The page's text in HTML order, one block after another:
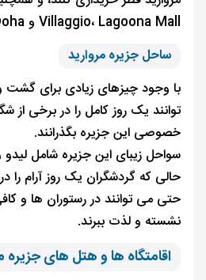
Villaggio، Lagoona Mall و Mall Doha دیدن کنند.
ساحل جزیره مروارید
با وجود چیزهای زیادی برای گشت
توانند یک روز کامل را در برخی از
خصوصی این جزیره بگذرانند.
سواحل زیبای این جزیره شامل لیدو
حالی که گردشگران یک روز آرام را
حتی می توانند در رستوران ها و
نشسته و لذت ببرند.
اقامتگاه ها و هتل های جزیره